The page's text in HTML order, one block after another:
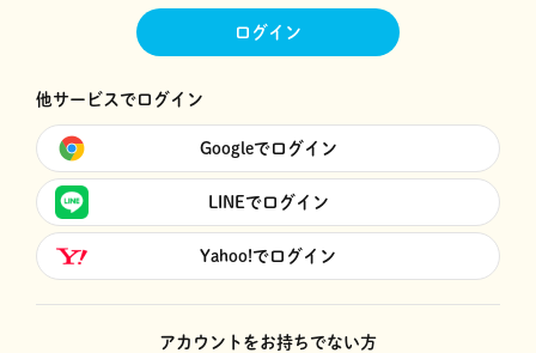
ログイン
他サービスでログイン
Googleでログイン
LINEでログイン
Yahoo!でログイン
アカウントをお持ちでない方